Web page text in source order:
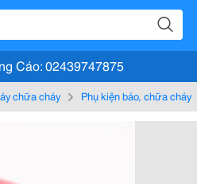
Cáo: 02439747875
chữa cháy Phụ kiện báo, chữa cháy